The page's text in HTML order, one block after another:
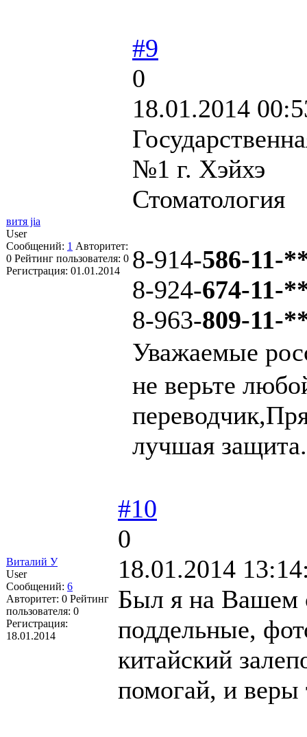
витя jia
User
Сообщений: 1 Авторитет:
0 Рейтинг пользователя: 0
Регистрация: 01.01.2014
#9
0
18.01.2014
№1 г. Хэйхэ
Стоматология
8-914-586-11-
8-924-674-11-
8-963-809-11-
Уважаемые
не верьте
лучшая защита.
Виталий У
User
Сообщений: 6
Авторитет: 0 Рейтинг
пользователя: 0
Регистрация:
18.01.2014
#10
0
18.01.2014
Был я на Вашем
поддельные,
китайский
помогай, и веры